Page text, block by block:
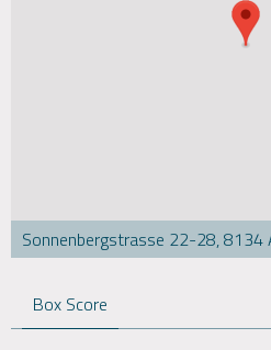
Sonnenbergstrasse 22-28, 8134
Box Score